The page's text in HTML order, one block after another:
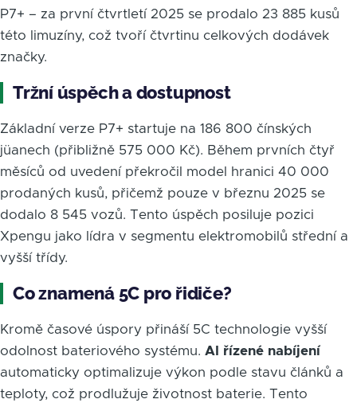
P7+ – za první čtvrtletí 2025 se prodalo 23 885 kusů
této limuzíny, což tvoří čtvrtinu celkových dodávek
značky.
Tržní úspěch a dostupnost
Základní verze P7+ startuje na 186 800 čínských
jüanech (přibližně 575 000 Kč). Během prvních čtyř
měsíců od uvedení překročil model hranici 40 000
prodaných kusů, přičemž pouze v březnu 2025 se
dodalo 8 545 vozů. Tento úspěch posiluje pozici
Xpengu jako lídra v segmentu elektromobilů střední a
vyšší třídy.
Co znamená 5C pro řidiče?
Kromě časové úspory přináší 5C technologie vyšší
odolnost bateriového systému. AI řízené nabíjení
automaticky optimalizuje výkon podle stavu článků a
teploty, což prodlužuje životnost baterie. Tento